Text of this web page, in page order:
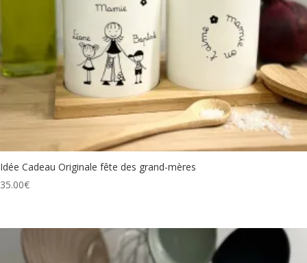
Idée Cadeau Originale fête des grand-mères
35.00€